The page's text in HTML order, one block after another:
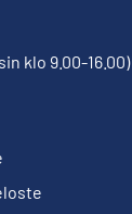
klo 9.00-16.00)